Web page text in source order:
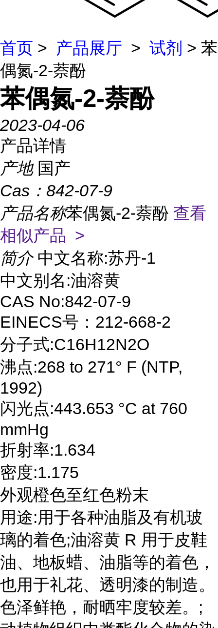
首页 > 产品展厅 > 试剂 > 苯
偶氮-2-萘酚
苯偶氮-2-萘酚
2023-04-06
产品详情
产地 国产
Cas： 842-07-9
产品名称苯偶氮-2-萘酚 查看
相似产品 >
简介 中文名称:苏丹-1
中文别名:油溶黄
CAS No:842-07-9
EINECS号：212-668-2
分子式:C16H12N2O
沸点:268 to 271° F (NTP,
1992)
闪光点:443.653 °C at 760
mmHg
折射率:1.634
密度:1.175
外观橙色至红色粉末
用途:用于各种油脂及有机玻
璃的着色;油溶黄 R 用于皮鞋
油、地板蜡、油脂等的着色，
也用于礼花、透明漆的制造。
色泽鲜艳，耐晒牢度较差。;